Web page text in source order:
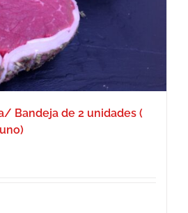
Bandeja de 2 unidades (